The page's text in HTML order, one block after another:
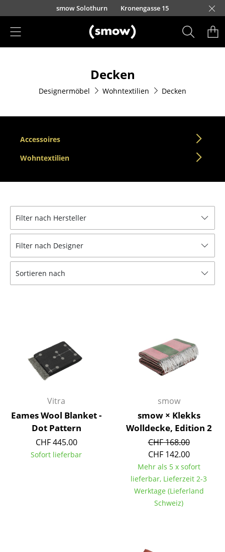
Direkt zum Inhaltsmow Solothurn Kronengasse 15
Esszimmerstühle
Sofas
Sessel
Loungesessel
Barhocker
Bänke & Liegen
Sitzsäcke
Schaukelstühle
Bürodrehstühle
Konferenzstühle
Bürosessel
Einzelteile
... alle Sitzmöbel
Decken
Designermöbel Wohntextilien Decken
Accessoires
Wohntextilien
Filter nach Hersteller
Filter nach Designer
Sortieren nach
Vitra
Eames Wool Blanket -
Dot Pattern
CHF 445.00
Sofort lieferbar
smow
smow × Klekks
Wolldecke, Edition 2
CHF 168.00
CHF 142.00
Mehr als 5 x sofort
lieferbar, Lieferzeit 2-3
Werktage (Lieferland
Schweiz)